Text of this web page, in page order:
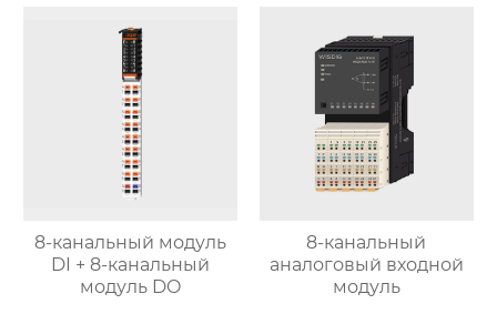
8-канальный модуль
DI + 8-канальный
модуль DO
8-канальный
аналоговый входной
модуль